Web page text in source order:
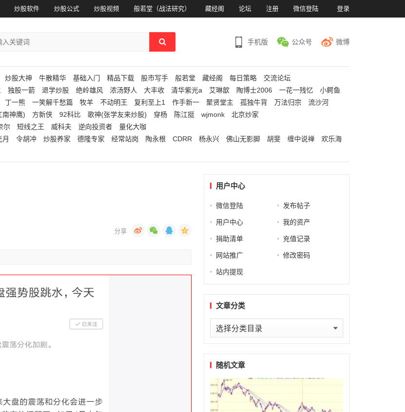
炒股软件 炒股公式 炒股视频 般若堂（战法研究） 藏经阁 论坛 注册 微信登陆 登录
手机版 公众号 微博
炒股大神 牛散精华 基础入门 精品下载 股市写手 般若堂 藏经阁 每日策略
交流论坛
独股一箭 退学炒股 绝岭雄风 浓汤野人 大丰收 清华紫光a 艾琳歆 陶博士2006 一花一残忆
小鳄鱼
丁一熊 一笑解千愁篇 牧羊 不动明王 复利至上1 作手新一 聚贤堂主 孤独牛背 万法归宗
流沙河
南神鹰) 方新侠 92科比 歌神(张学友来炒股) 穿杨 陈江挺 wjmonk
北京炒家
尔 短线之王 威科夫 逆向投资者
量化大咖
月 令胡冲 炒股养家 德隆专家 经常站岗 陶永根 CDRR 杨永兴 佛山无影脚 胡斐 缠中说禅
欢乐海
用户中心
微信登陆 发布帖子
用户中心 我的资产
捐助清单 充值记录
网站推广 修改密码
站内提现
文章分类
文
章
类随机文章